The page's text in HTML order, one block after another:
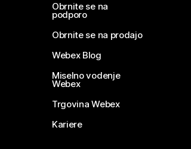
Obrnite se na
podporo
Obrnite se na prodajo
Webex Blog
Miselno vodenje
Webex
Trgovina Webex
Kariere